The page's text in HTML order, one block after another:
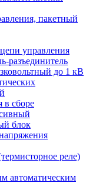
пакетный
управления
разъединитель
до 1 кВ
в сборе
блок
реле)
автоматическим